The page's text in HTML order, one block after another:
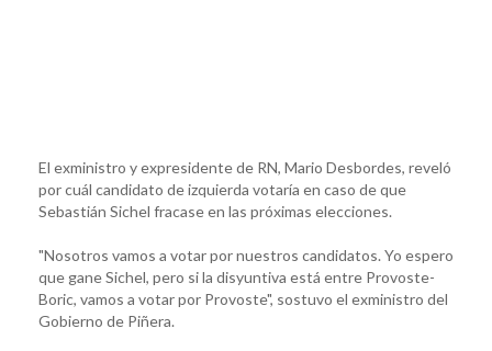
El exministro y expresidente de RN, Mario Desbordes, reveló
por cuál candidato de izquierda votaría en caso de que
Sebastián Sichel fracase en las próximas elecciones.
"Nosotros vamos a votar por nuestros candidatos. Yo espero
que gane Sichel, pero si la disyuntiva está entre Provoste-
Boric, vamos a votar por Provoste", sostuvo el exministro del
Gobierno de Piñera.